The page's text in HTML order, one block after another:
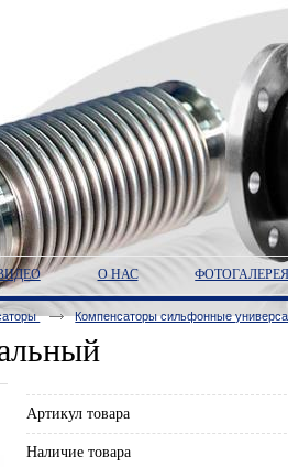
О НАС ФОТОГАЛЕРЕЯ
Компенсаторы сильфонные
Артикул товара
Наличие товара